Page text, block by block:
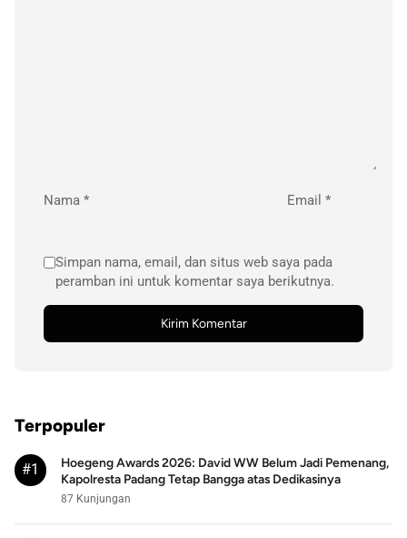
Nama * Email *
Simpan nama, email, dan situs web saya pada
peramban ini untuk komentar saya berikutnya.
Terpopuler
#1
Hoegeng Awards 2026: David WW Belum Jadi Pemenang,
Kapolresta Padang Tetap Bangga atas Dedikasinya
87 Kunjungan